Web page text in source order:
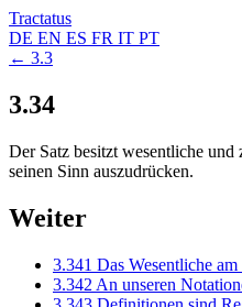
Tractatus
DE EN ES FR IT PT
← 3.3
3.34
Der Satz besitzt wesentliche
seinen Sinn auszudrücken.
Weiter
3.341 Das Wesentliche
3.342 An unseren